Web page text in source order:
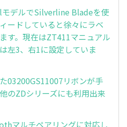
デルでSilverline Bladeを使
ードしていると徐々にラベ
す。現在はZT411マニュアル
左3、右1に設定していま
03200GS11007リボンが手
のZDシリーズにも利用出来
マルチペアリングに対応し